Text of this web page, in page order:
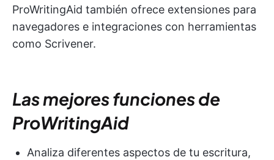
ProWritingAid también ofrece extensiones para
navegadores e integraciones con herramientas
como Scrivener.
Las mejores funciones de
ProWritingAid
Analiza diferentes aspectos de tu escritura,